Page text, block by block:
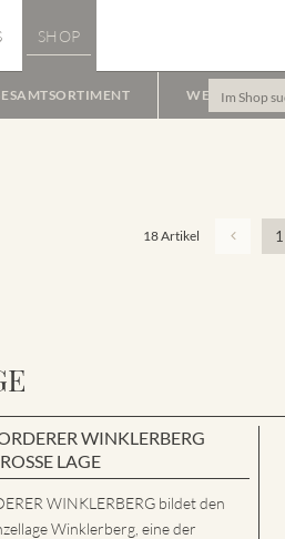
SHOP
WEINPAKET
18 Artikel 1
WINKLERBERG
LAGE
WINKLERBERG bildet den
Winklerberg, eine der